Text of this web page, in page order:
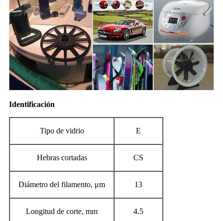
Identificación
Tipo de vidrio E
Hebras cortadas CS
Diámetro del filamento, μm 13
Longitud de corte, mm 4.5